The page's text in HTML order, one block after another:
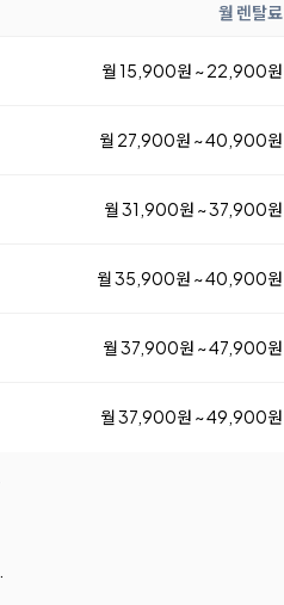
월 렌탈료
월 15,900원 ~ 22,900원
월 27,900원 ~ 40,900원
월 31,900원 ~ 37,900원
월 35,900원 ~ 40,900원
월 37,900원 ~ 47,900원
월 37,900원 ~ 49,900원